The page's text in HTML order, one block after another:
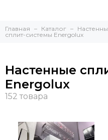
Главная Каталог
сплит-системы Energolux
Настенные
Energolux